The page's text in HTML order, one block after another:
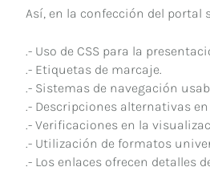
Así, en la confección del
.- Uso de CSS para la
.- Etiquetas de marcaje.
.- Sistemas de navegación
.- Descripciones alternativas
.- Verificaciones en la
.- Utilización de formatos
.- Los enlaces ofrecen detalles